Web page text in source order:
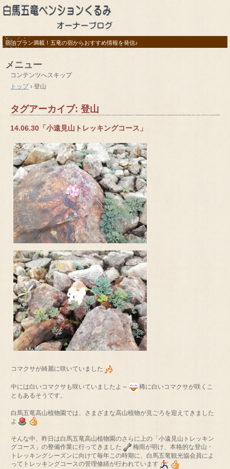
宿泊プラン満載！五竜の宿からおすすめ情報を発信♪
メニュー
コンテンツへスキップ
トップ › 登山
タグアーカイブ: 登山
14.06.30「小遠見山トレッキングコース」
コマクサが綺麗に咲いていました
中には白いコマクサも咲いていましたよ～
稀に白いコマクサが咲くこ
ともあるそうです。
白馬五竜高山植物園では、さまざまな高山植物が見ごろを迎えてきました
よ
そんな中、昨日は白馬五竜高山植物園のさらに上の「小遠見山トレッキン
グコース」の整備作業に行ってきました
梅雨が明け、本格的な登山・
トレッキングシーズンに向けて毎年この時期に、白馬五竜観光協会員によ
ってトレッキングコースの管理修繕が行われています